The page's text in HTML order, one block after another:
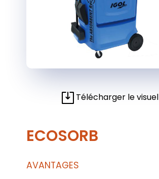
Télécharger le visuel
ECOSORB
AVANTAGES